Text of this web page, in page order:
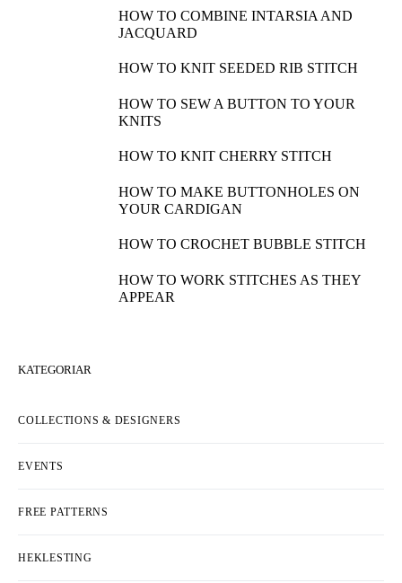
HOW TO COMBINE INTARSIA AND
JACQUARD
HOW TO KNIT SEEDED RIB STITCH
HOW TO SEW A BUTTON TO YOUR
KNITS
HOW TO KNIT CHERRY STITCH
HOW TO MAKE BUTTONHOLES ON
YOUR CARDIGAN
HOW TO CROCHET BUBBLE STITCH
HOW TO WORK STITCHES AS THEY
APPEAR
KATEGORIAR
COLLECTIONS & DESIGNERS
EVENTS
FREE PATTERNS
HEKLESTING